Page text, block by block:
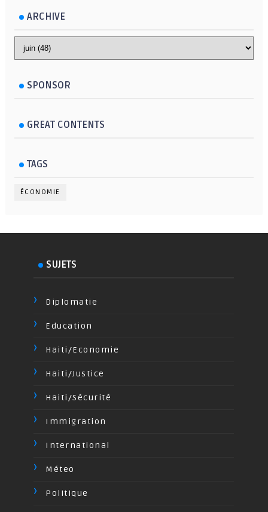
ARCHIVE
SPONSOR
GREAT CONTENTS
TAGS
ÉCONOMIE
SUJETS
Diplomatie
Education
Haiti/Economie
Haiti/Justice
Haiti/Sécurité
Immigration
International
Méteo
Politique